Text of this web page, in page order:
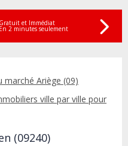
Gratuit et Immédiat
En 2 minutes seulement
marché Ariège (09)
ville par ville pour
(09240)